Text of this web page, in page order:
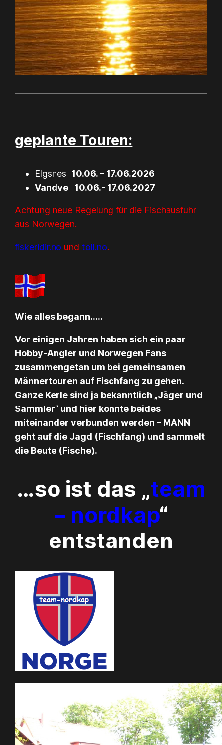
geplante Touren:
Elgsnes 10.06. – 17.06.2026
Vandve 10.06.- 17.06.2027
Achtung neue Regelung für die Fischausfuhr
aus Norwegen.
fiskeridir.no undtoll.no.
Wie alles begann…..
Vor einigen Jahren haben sich ein paar
Hobby-Angler und Norwegen Fans
zusammengetan um bei gemeinsamen
Männertouren auf Fischfang zu gehen.
Ganze Kerle sind ja bekanntlich „Jäger und
Sammler“ und hier konnte beides
miteinander verbunden werden – MANN
geht auf die Jagd (Fischfang) und sammelt
die Beute (Fische).
…so ist das „team
– nordkap“
entstanden